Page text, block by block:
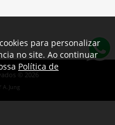
© 2026
A. Jung
para personalizar
no site. Ao continuar
Política de